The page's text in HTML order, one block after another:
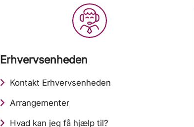
Erhvervsenheden
Kontakt Erhvervsenheden
Arrangementer
Hvad kan jeg få hjælp til?